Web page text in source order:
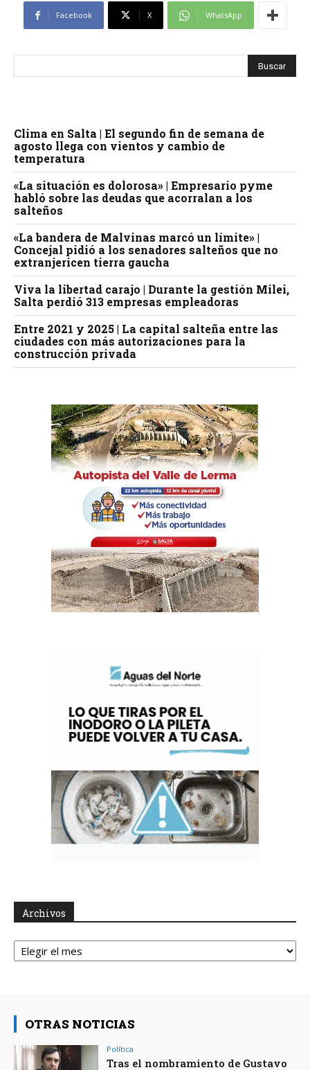
Facebook X WhatsApp
Clima en Salta | El segundo fin de semana de
agosto llega con vientos y cambio de
temperatura
«La situación es dolorosa» | Empresario pyme
habló sobre las deudas que acorralan a los
salteños
«La bandera de Malvinas marcó un límite» |
Concejal pidió a los senadores salteños que no
extranjericen tierra gaucha
Viva la libertad carajo | Durante la gestión Milei,
Salta perdió 313 empresas empleadoras
Entre 2021 y 2025 | La capital salteña entre las
ciudades con más autorizaciones para la
construcción privada
Archivos
Archivos
OTRAS NOTICIAS
Política
Tras el nombramiento de Gustavo